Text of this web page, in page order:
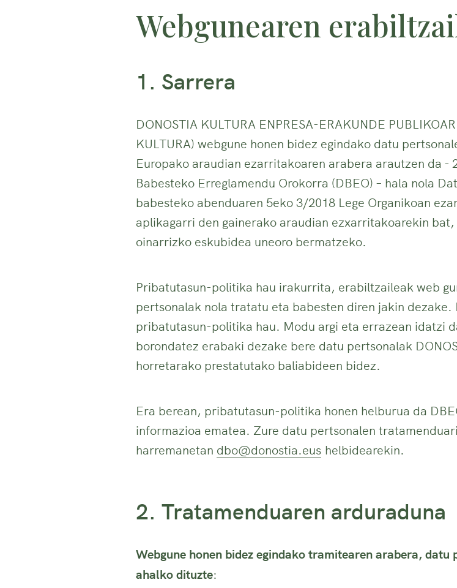
Webgunearen
1. Sarrera
DONOSTIA KULTURA ENPRESA-ERAKUNDE
KULTURA) webgune honen bidez egindako datu
Europako araudian ezarritakoaren arabera arautzen da -
Babesteko Erreglamendu Orokorra (DBEO) – hala nola
babesteko abenduaren 5eko 3/2018 Lege Organikoan
aplikagarri den gainerako araudian ezxarritakoarekin
oinarrizko eskubidea uneoro bermatzeko.
Pribatutasun-politika hau irakurrita, erabiltzaileak web
pertsonalak nola tratatu eta babesten diren jakin
pribatutasun-politika hau. Modu argi eta errazean idatzi
borondatez erabaki dezake bere datu pertsonalak
horretarako prestatutako baliabideen bidez.
Era berean, pribatutasun-politika honen helburua da
informazioa ematea. Zure datu pertsonalen
harremanetan dbo@donostia.eus helbidearekin.
2. Tratamenduaren arduraduna
Webgune honen bidez egindako tramitearen arabera,
ahalko dituzte: